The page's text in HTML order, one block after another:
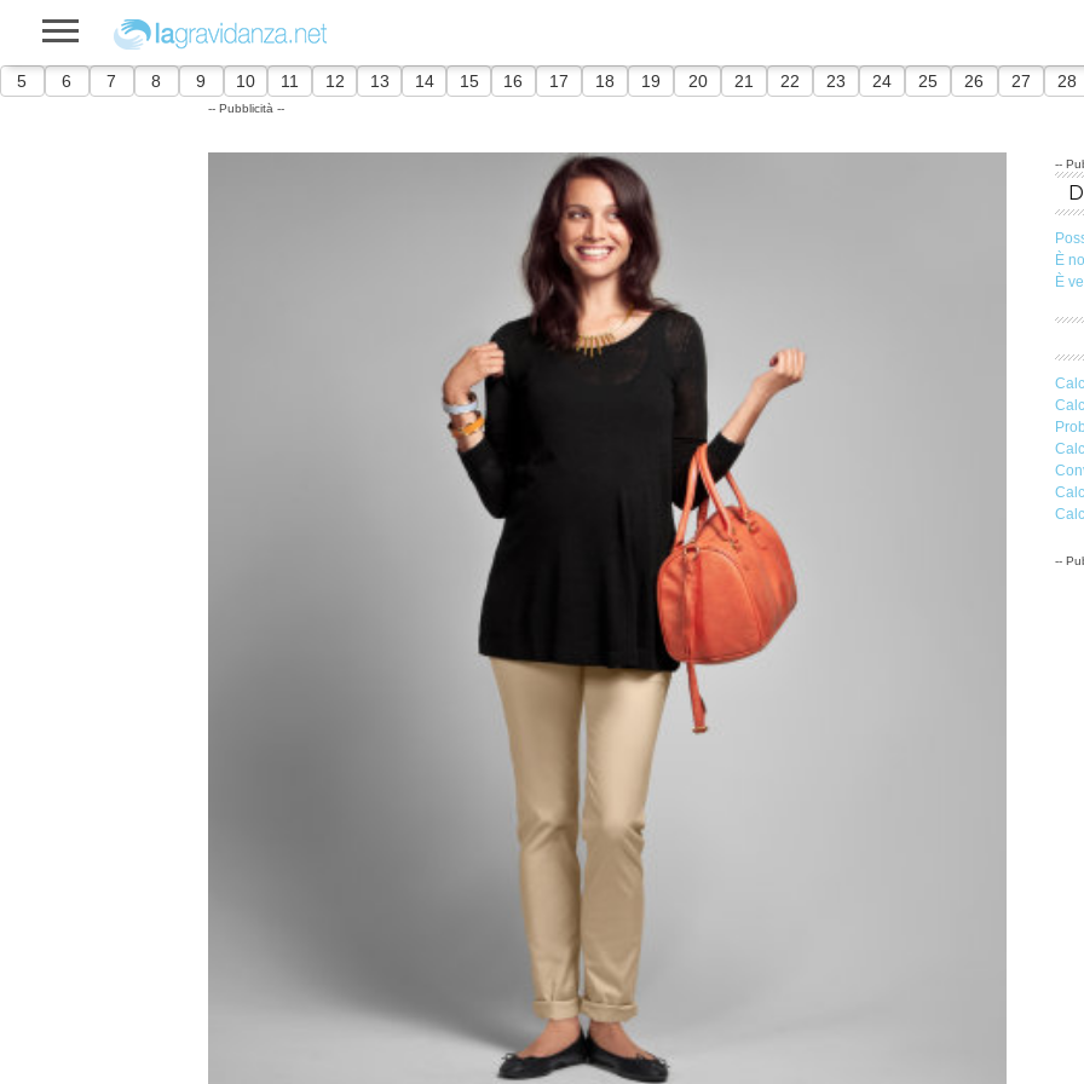
5 6 7 8 9 10 11 12 13 14 15 16 17 18 19 20 21 22 23 24 25 26 27 28
-- Pubblicità --
--
È
È
--